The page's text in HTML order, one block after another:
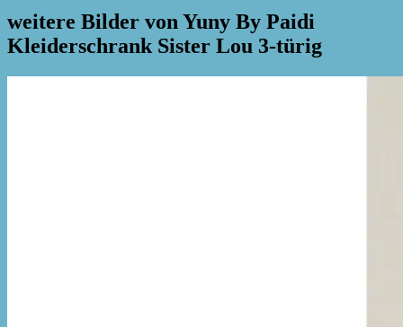
weitere Bilder von Yuny By Paidi
Kleiderschrank Sister Lou 3-türig